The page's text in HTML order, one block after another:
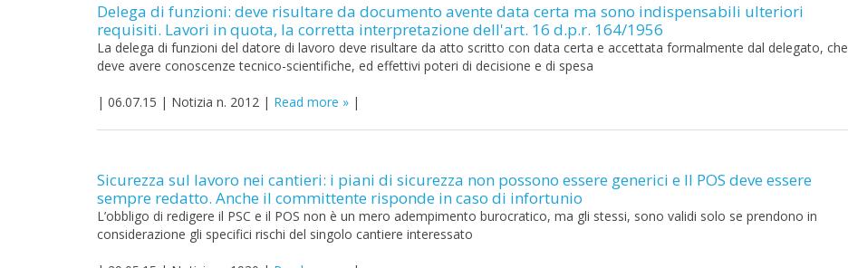
Delega di funzioni: deve risultare da documento avente data certa ma sono indispensabili ulteriori
requisiti. Lavori in quota, la corretta interpretazione dell'art. 16 d.p.r. 164/1956
La delega di funzioni del datore di lavoro deve risultare da atto scritto con data certa e accettata formalmente dal delegato, che
deve avere conoscenze tecnico-scientifiche, ed effettivi poteri di decisione e di spesa
| 06.07.15 | Notizia n. 2012 | Read more |
Sicurezza sul lavoro nei cantieri: i piani di sicurezza non possono essere generici e Il POS deve essere
sempre redatto. Anche il committente risponde in caso di infortunio
L’obbligo di redigere il PSC e il POS non è un mero adempimento burocratico, ma gli stessi, sono validi solo se prendono in
considerazione gli specifici rischi del singolo cantiere interessato